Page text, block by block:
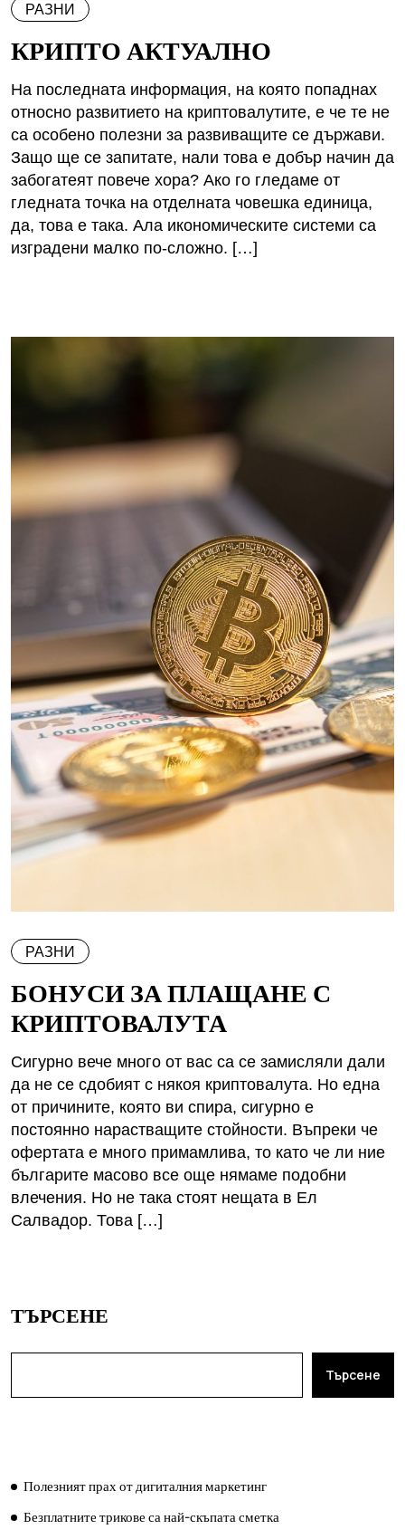
РАЗНИ
КРИПТО АКТУАЛНО
На последната информация, на която попаднах
относно развитието на криптовалутите, е че те не
са особено полезни за развиващите се държави.
Защо ще се запитате, нали това е добър начин да
забогатеят повече хора? Ако го гледаме от
гледната точка на отделната човешка единица,
да, това е така. Ала икономическите системи са
изградени малко по-сложно. […]
РАЗНИ
БОНУСИ ЗА ПЛАЩАНЕ С
КРИПТОВАЛУТА
Сигурно вече много от вас са се замисляли дали
да не се сдобият с някоя криптовалута. Но една
от причините, която ви спира, сигурно е
постоянно нарастващите стойности. Въпреки че
офертата е много примамлива, то като че ли ние
българите масово все още нямаме подобни
влечения. Но не така стоят нещата в Ел
Салвадор. Това […]
ТЪРСЕНЕ
Търсене
Полезният прах от дигиталния маркетинг
Безплатните трикове са най-скъпата сметка